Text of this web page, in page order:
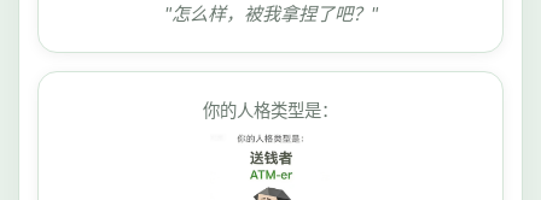
"怎么样，被我拿捏了吧？"
你的人格类型是：